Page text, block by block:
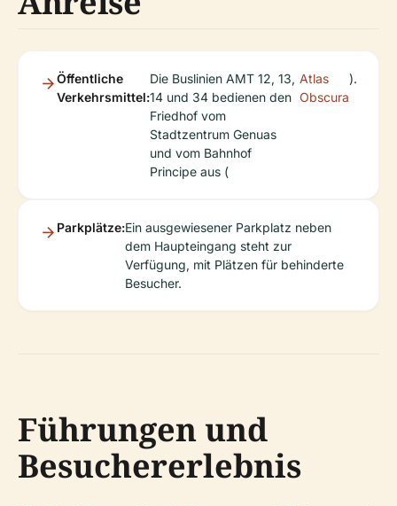
Öffentliche
Verkehrsmittel:
Die Buslinien AMT 12, 13,
14 und 34 bedienen den
Friedhof vom
Stadtzentrum Genuas
und vom Bahnhof
Principe aus (
Atlas
Obscura
).
Parkplätze:Ein ausgewiesener Parkplatz neben
dem Haupteingang steht zur
Verfügung, mit Plätzen für behinderte
Besucher.
Führungen und
Besuchererlebnis